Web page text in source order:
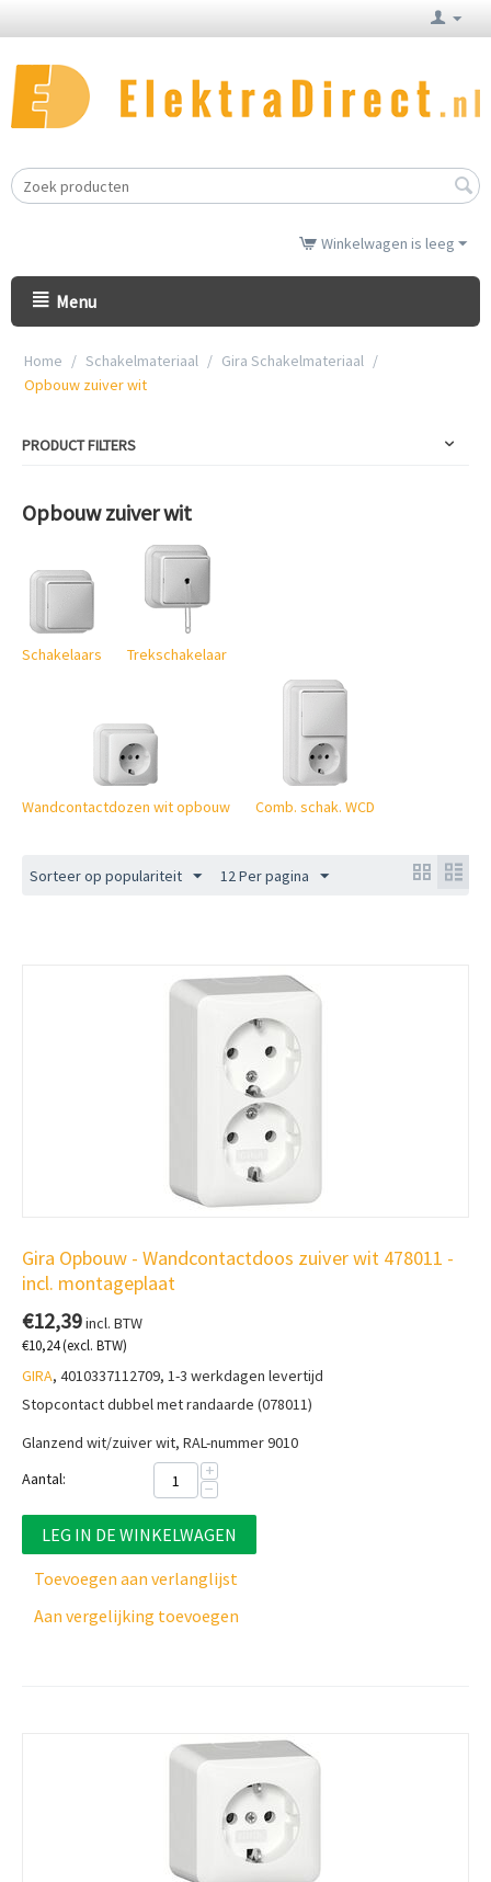
Winkelwagen is leeg
Menu
Home / Schakelmateriaal / Gira Schakelmateriaal /
Opbouw zuiver wit
PRODUCT FILTERS
Opbouw zuiver wit
Schakelaars Trekschakelaar
Wandcontactdozen wit opbouw Comb. schak. WCD
Sorteer op populariteit 12 Per pagina
Gira Opbouw - Wandcontactdoos zuiver wit 478011 -
incl. montageplaat
€12,39incl. BTW
€10,24(excl. BTW)
GIRA, 4010337112709, 1-3 werkdagen levertijd
Stopcontact dubbel met randaarde (078011)
Glanzend wit/zuiver wit, RAL-nummer 9010
Aantal:
+
−
LEG IN DE WINKELWAGEN
Toevoegen aan verlanglijst
Aan vergelijking toevoegen